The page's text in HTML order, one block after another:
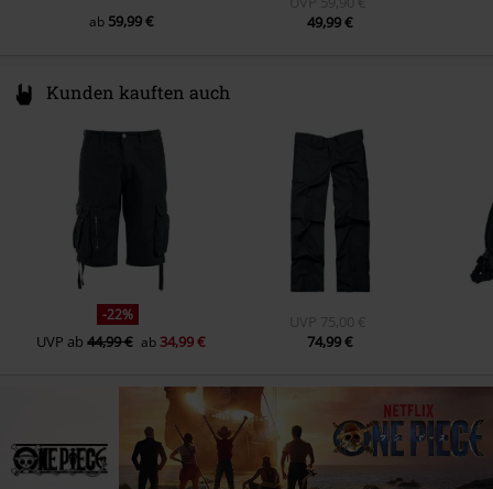
ab 59,99 €
49,99 €
Kunden kauften auch
-22%
UVP ab44,99 € ab34,99 €
UVP 75,00 €
74,99 €